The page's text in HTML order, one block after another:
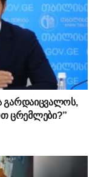
გარდაიცვალოს,
ცრემლები?”